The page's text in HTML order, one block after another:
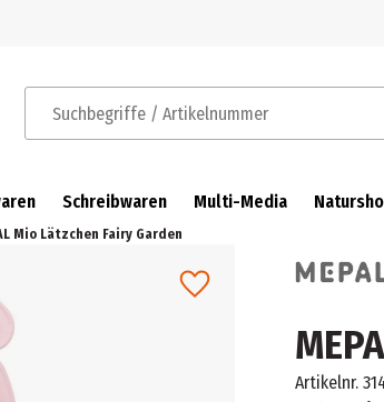
Suchbegriffe / Artikelnummer
Schreibwaren Multi-Media
Mio Lätzchen Fairy Garden
Artikelnr.